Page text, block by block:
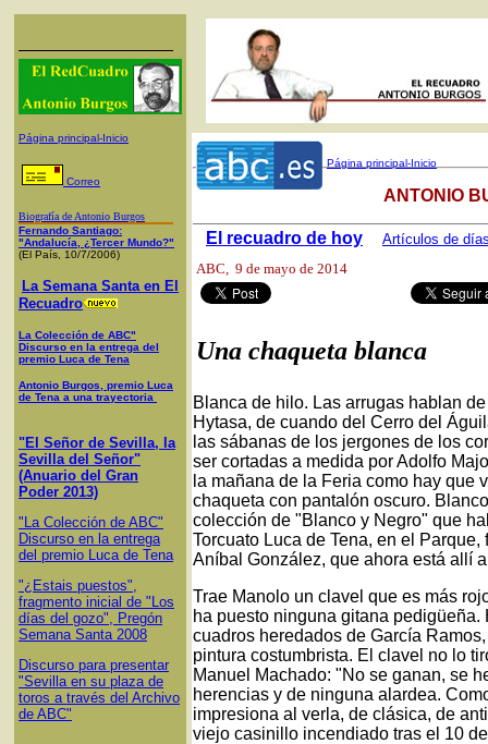
Página principal-Inicio
Correo
Biografía de Antonio Burgos
Fernando Santiago:
"Andalucía, ¿Tercer Mundo?"
(El País, 10/7/2006)
La Semana Santa en El
Recuadro
La Colección de ABC"
Discurso en la entrega del
premio Luca de Tena
Antonio Burgos, premio Luca
de Tena a una trayectoria
"El Señor de Sevilla, la
Sevilla del Señor"
(Anuario del Gran
Poder 2013)
"La Colección de ABC"
Discurso en la entrega
del premio Luca de Tena
"¿Estais puestos",
fragmento inicial de "Los
días del gozo", Pregón
Semana Santa 2008
Discurso para presentar
"Sevilla en su plaza de
toros a través del Archivo
de ABC"
Página principal-Inicio
El recuadro de hoy Artículos de
ANTONIO
ABC, 9 de mayo de 2014
Una chaqueta blanca
Blanca de hilo. Las arrugas hablan
Hytasa, de cuando del Cerro del
las sábanas de los jergones de los
ser cortadas a medida por Adolfo
la mañana de la Feria como hay que
chaqueta con pantalón oscuro.
colección de "Blanco y Negro" que
Torcuato Luca de Tena, en el
Aníbal González, que ahora está allí
Trae Manolo un clavel que es más
ha puesto ninguna gitana
cuadros heredados de García
pintura costumbrista. El clavel no lo
Manuel Machado: "No se ganan, se
herencias y de ninguna alardea.
impresiona al verla, de clásica, de
viejo casinillo incendiado tras el 10